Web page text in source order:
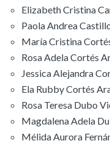
Elizabeth Cristina
Paola Andrea
María Cristina
Rosa Adela Cortés
Jessica Alejandra
Ela Rubby Cortés
Rosa Teresa Dubo
Magdalena Adela
Mélida Aurora